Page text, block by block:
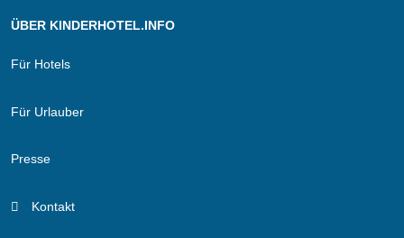
ÜBER KINDERHOTEL.INFO
Für Hotels
Für Urlauber
Presse
Kontakt